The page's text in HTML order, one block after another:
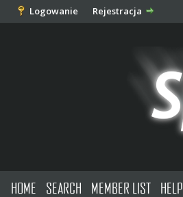
Logowanie Rejestracja
HOME SEARCH MEMBER LIST HELP